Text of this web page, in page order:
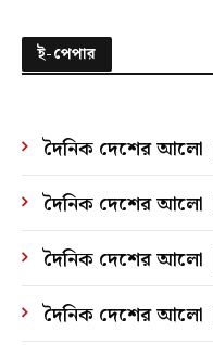
ই-পেপার
দৈনিক দেশের আলো
দৈনিক দেশের আলো
দৈনিক দেশের আলো
দৈনিক দেশের আলো